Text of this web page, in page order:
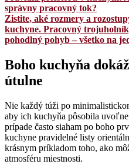
správny pracovný tok?
Zistite, aké rozmery a
kuchyne. Pracovný
pohodlný pohyb – všetko na
Boho kuchyňa
útulne
Nie každý túži po
aby ich kuchyňa pôsobila
prípade často siaham po boho
kuchyne pravidelné listy
krásnym príkladom toho, ako
atmosféru miestnosti.